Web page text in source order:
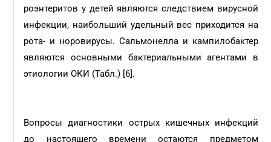
роэнтеритов у детей являются следствием вирусной
инфекции, наибольший удельный вес приходится на
рота- и норовирусы. Сальмонелла и кампилобактер
являются основными бактериальными агентами в
этиологии ОКИ (Табл.) [6].
Вопросы диагностики острых кишечных инфекций
до настоящего времени остаются предметом